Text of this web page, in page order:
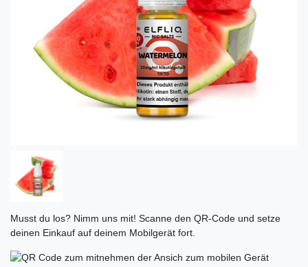
Musst du los? Nimm uns mit! Scanne den QR-Code und setze
deinen Einkauf auf deinem Mobilgerät fort.